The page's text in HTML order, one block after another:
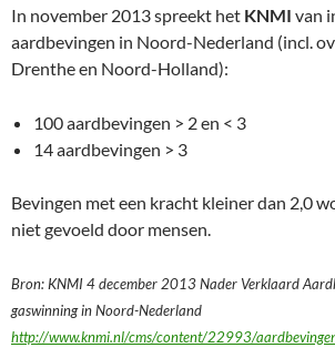
In november 2013 spreekt het KNMI van
aardbevingen in Noord-Nederland (incl.
Drenthe en Noord-Holland):
100 aardbevingen > 2 en < 3
14 aardbevingen > 3
Bevingen met een kracht kleiner dan 2,0
niet gevoeld door mensen.
Bron: KNMI 4 december 2013 Nader Verklaard
gaswinning in Noord-Nederland
http://www.knmi.nl/cms/content/22993/